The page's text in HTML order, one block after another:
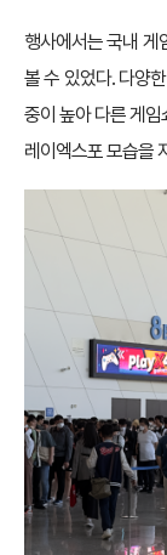
행사에서는 국내 게
볼 수 있었다. 다양
중이 높아 다른 게
레이엑스포 모습을